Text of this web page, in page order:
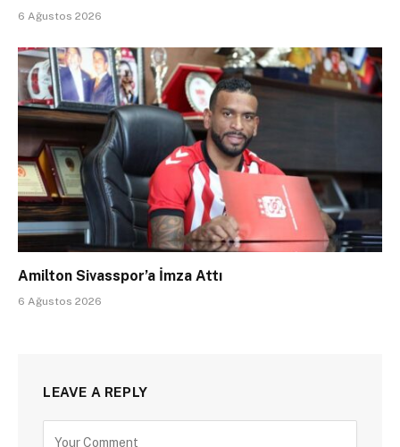
6 Ağustos 2026
Amilton Sivasspor’a İmza Attı
6 Ağustos 2026
LEAVE A REPLY